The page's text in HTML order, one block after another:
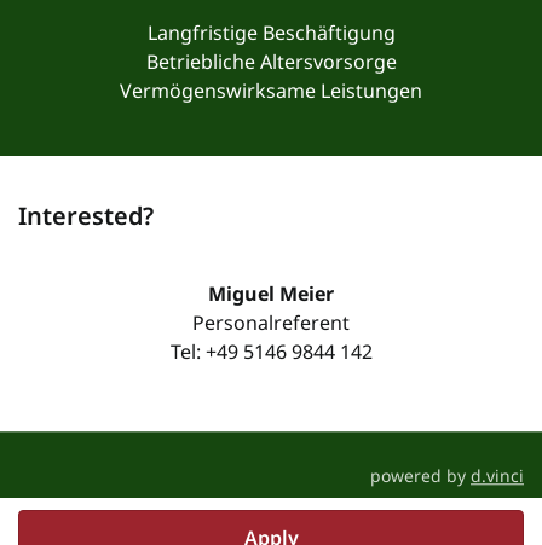
Langfristige Beschäftigung
Betriebliche Altersvorsorge
Vermögenswirksame Leistungen
Interested?
Miguel Meier
Personalreferent
Tel: +49 5146 9844 142
Apply
powered by d.vinci